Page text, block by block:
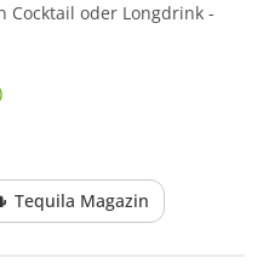
oder Longdrink -
Tequila Magazin